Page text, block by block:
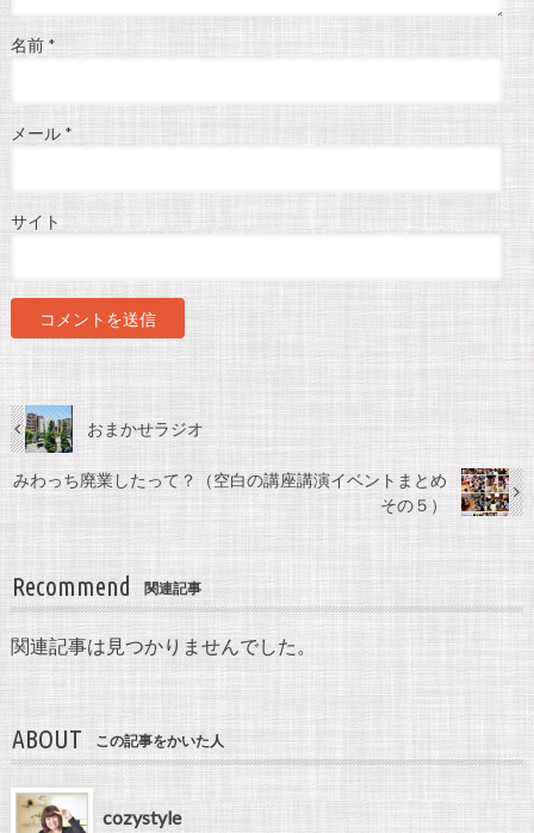
名前 *
メール *
サイト
おまかせラジオ
みわっち廃業したって？（空白の講座講演イベントまとめ
その５）
Recommend 関連記事
関連記事は見つかりませんでした。
ABOUT この記事をかいた人
cozystyle